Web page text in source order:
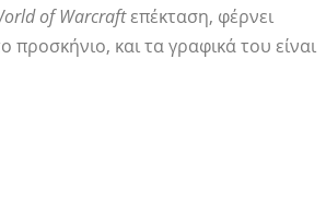
of Warcraftεπέκταση, φέρνει
προσκήνιο, και τα γραφικά του είναι